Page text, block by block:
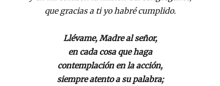
que gracias a ti yo habré cumplido.
Llévame, Madre al señor,
en cada cosa que haga
contemplación en la acción,
siempre atento a su palabra;